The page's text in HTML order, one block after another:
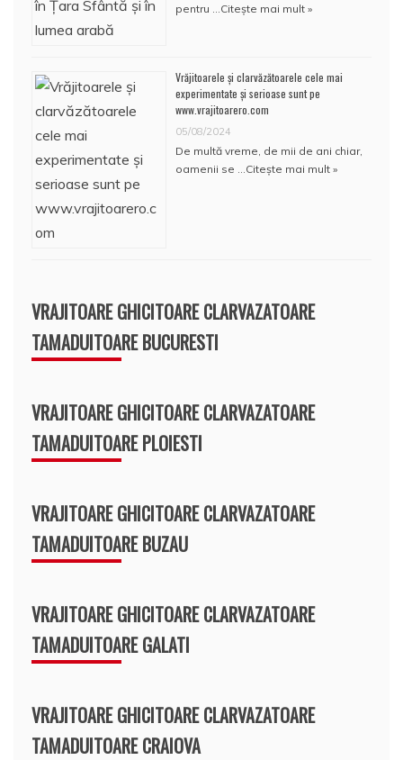
pentru … Citește mai mult »
Vrăjitoarele și clarvăzătoarele cele mai
experimentate și serioase sunt pe
www.vrajitoarero.com
05/08/2024
De multă vreme, de mii de ani chiar,
oamenii se … Citește mai mult »
VRAJITOARE GHICITOARE CLARVAZATOARE
TAMADUITOARE BUCURESTI
VRAJITOARE GHICITOARE CLARVAZATOARE
TAMADUITOARE PLOIESTI
VRAJITOARE GHICITOARE CLARVAZATOARE
TAMADUITOARE BUZAU
VRAJITOARE GHICITOARE CLARVAZATOARE
TAMADUITOARE GALATI
VRAJITOARE GHICITOARE CLARVAZATOARE
TAMADUITOARE CRAIOVA